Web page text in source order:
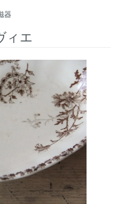
器
ィエ